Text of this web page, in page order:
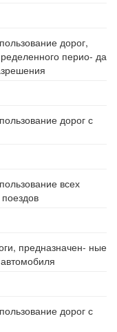
дорог,
перио- да
дорог с
всех
предназначен- ные
дорог с